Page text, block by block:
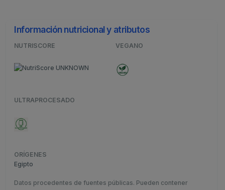
Información nutricional y atributos
NUTRISCORE VEGANO
ULTRAPROCESADO
ORÍGENES
Egipto
Datos procedentes de fuentes públicas. Pueden contener